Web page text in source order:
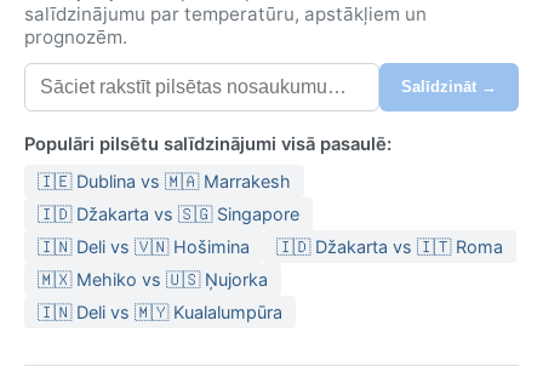
salīdzinājumu par temperatūru, apstākļiem un
prognozēm.
Salīdzināt →
Populāri pilsētu salīdzinājumi visā pasaulē:
🇮🇪 Dublina vs 🇲🇦 Marrakesh
🇮🇩 Džakarta vs 🇸🇬 Singapore
🇮🇳 Deli vs 🇻🇳 Hošimina
🇮🇩 Džakarta vs 🇮🇹 Roma
🇲🇽 Mehiko vs 🇺🇸 Ņujorka
🇮🇳 Deli vs 🇲🇾 Kualalumpūra